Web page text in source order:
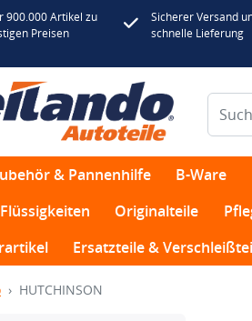
900.000 Artikel zu
Preisen
Sicherer Versand
schnelle Lieferung
& Pannenhilfe B-Ware
Originalteile
Ersatzteile &
HUTCHINSON